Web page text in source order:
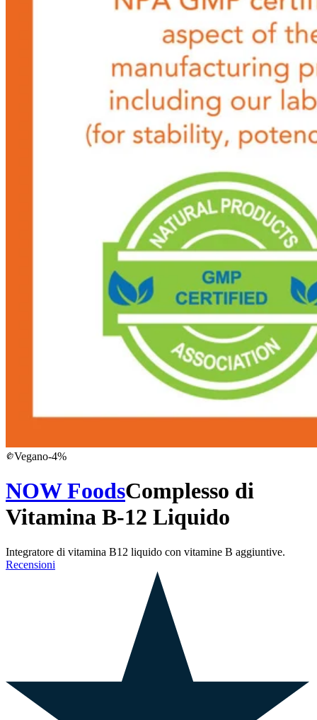
Vegano-4%
NOW FoodsComplesso di
Vitamina B-12 Liquido
Integratore di vitamina B12 liquido con vitamine B aggiuntive.
Recensioni